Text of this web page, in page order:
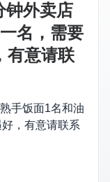
钟外卖店
名，需要
有意请联
手饭面1名和油
，有意请联系